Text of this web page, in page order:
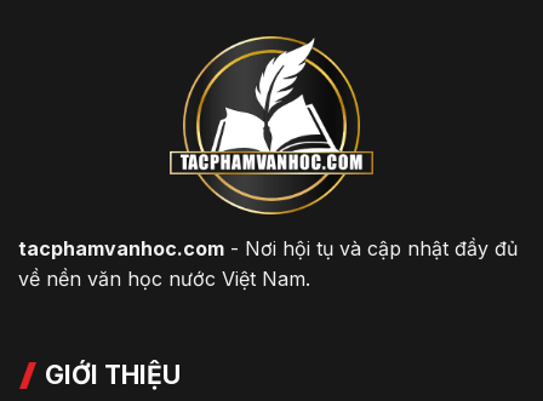
tacphamvanhoc.com - Nơi hội tụ và cập nhật đầy đủ
về nền văn học nước Việt Nam.
GIỚI THIỆU